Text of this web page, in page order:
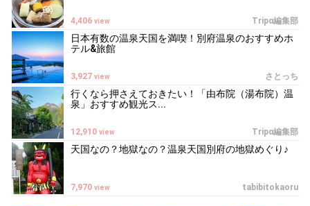
Tripα編集部
4,406 view
日本有数の温泉天国を満喫！別府温泉のおすすめホ
テル&旅館
さとっち
3,927 view
行くなら押さえておきたい！「由布院（湯布院）温
泉」おすすめ観光ス...
Tripα編集部
12,910 view
天国なの？地獄なの？温泉天国別府の地獄めぐり♪
tabibitokaoru
7,970 view